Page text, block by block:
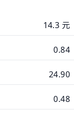
14.3 元
0.84
24.90
0.48